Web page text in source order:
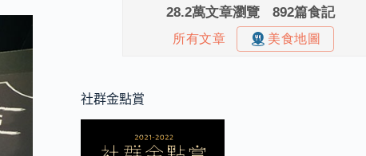
社群金點賞